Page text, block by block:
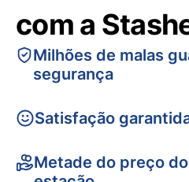
com a
Milhões de malas
segurança
Satisfação
Metade do preço